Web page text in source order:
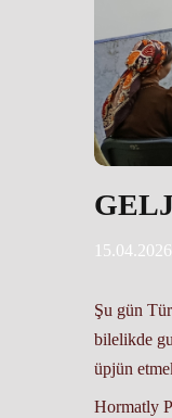
15.04.2026
Şu gün
bilelikde
üpjün
Hormatly